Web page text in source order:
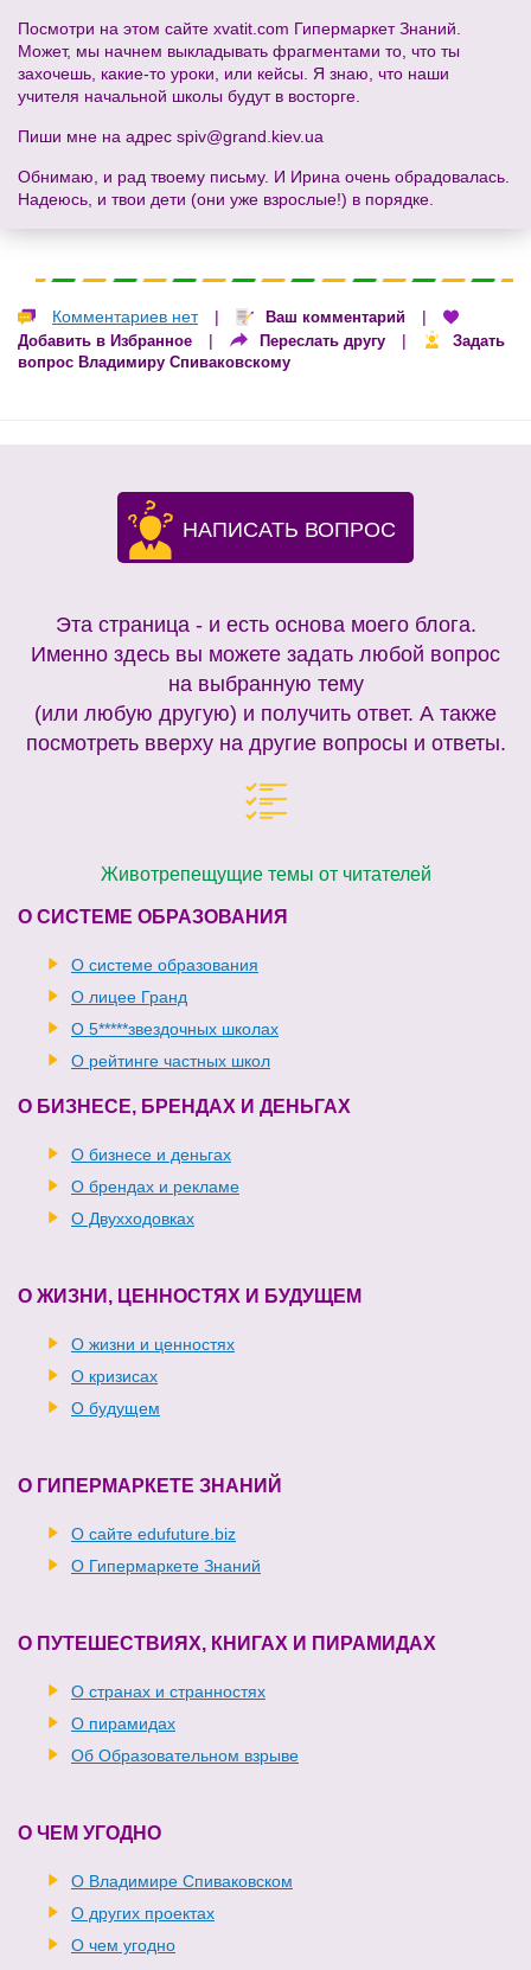
Посмотри на этом сайте xvatit.com Гипермаркет Знаний.
Может, мы начнем выкладывать фрагментами то, что ты
захочешь, какие-то уроки, или кейсы. Я знаю, что наши
учителя начальной школы будут в восторге.
Пиши мне на адрес spiv@grand.kiev.ua
Обнимаю, и рад твоему письму. И Ирина очень обрадовалась.
Надеюсь, и твои дети (они уже взрослые!) в порядке.
Комментариев нет | Ваш комментарий |
Добавить в Избранное | Переслать другу |
Задать
вопрос Владимиру Спиваковскому
НАПИСАТЬ ВОПРОС
Эта страница - и есть основа моего блога.
Именно здесь вы можете задать любой вопрос
на выбранную тему
(или любую другую) и получить ответ. А также
посмотреть вверху на другие вопросы и ответы.
Животрепещущие темы от читателей
О СИСТЕМЕ ОБРАЗОВАНИЯ
О системе образования
О лицее Гранд
О 5*****звездочных школах
О рейтинге частных школ
О БИЗНЕСЕ, БРЕНДАХ И ДЕНЬГАХ
О бизнесе и деньгах
О брендах и рекламе
О Двухходовках
О ЖИЗНИ, ЦЕННОСТЯХ И БУДУЩЕМ
О жизни и ценностях
О кризисах
О будущем
О ГИПЕРМАРКЕТЕ ЗНАНИЙ
О сайте edufuture.biz
О Гипермаркете Знаний
О ПУТЕШЕСТВИЯХ, КНИГАХ И ПИРАМИДАХ
О странах и странностях
О пирамидах
Об Образовательном взрыве
О ЧЕМ УГОДНО
О Владимире Спиваковском
О других проектах
О чем угодно